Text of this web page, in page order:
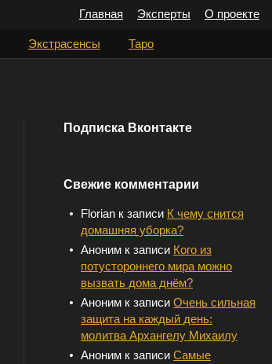
Главная Эксперты О проекте
Экстрасенсы Таро
Подписка Вконтакте
Свежие комментарии
Florian к записи К чему снится
домашняя уборка?
Аноним к записи Кого из
потустороннего мира можно
вызвать дома днём?
Аноним к записи Очень сильная
защита на каждый день:
молитва Архангелу Михаилу
Аноним к записи Самые